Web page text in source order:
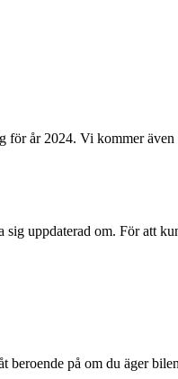
för år 2024. Vi kommer
uppdaterad om. För att
på om du äger